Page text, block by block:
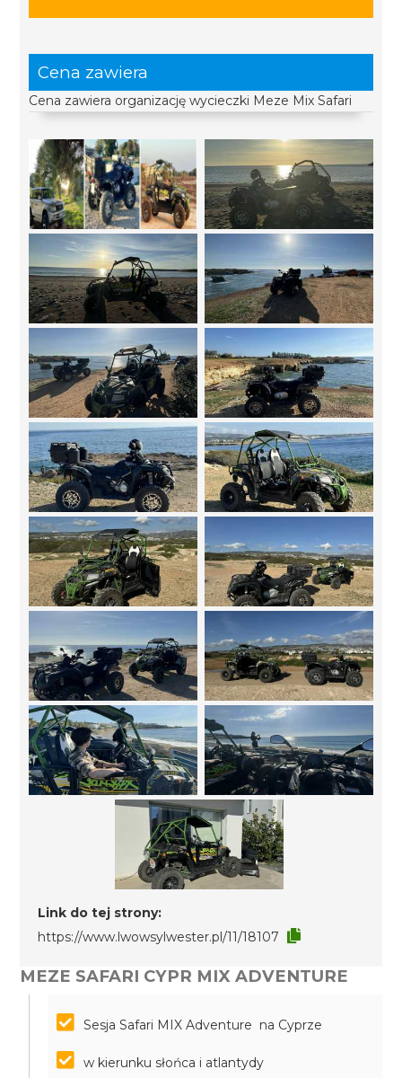
Cena zawiera
Cena zawiera organizację wycieczki Meze Mix Safari
Link do tej strony:
https://www.lwowsylwester.pl/11/18107
MEZE SAFARI CYPR MIX ADVENTURE
Sesja Safari MIX Adventure na Cyprze
w kierunku słońca i atlantydy